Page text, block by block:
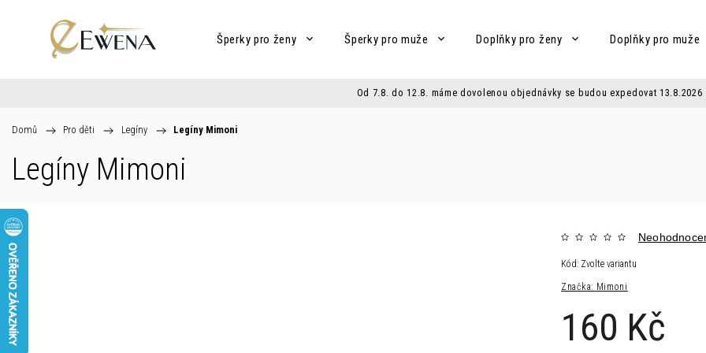
Šperky pro ženy Šperky pro muže Doplňky pro ženy Doplňky pro muže
Od 7.8. do 12.8. máme dovolenou objednávky se budou expedovat 13.8.2026
Domů / Pro děti / Legíny / Legíny Mimoni
Legíny Mimoni
Značka: Mimoni
160 Kč
Kód: Zvolte variantu